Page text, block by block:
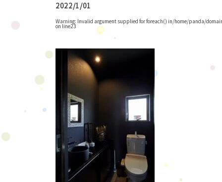
2022/1/01
Warning: Invalid argument supplied for foreach() in/home/panda/
on line23